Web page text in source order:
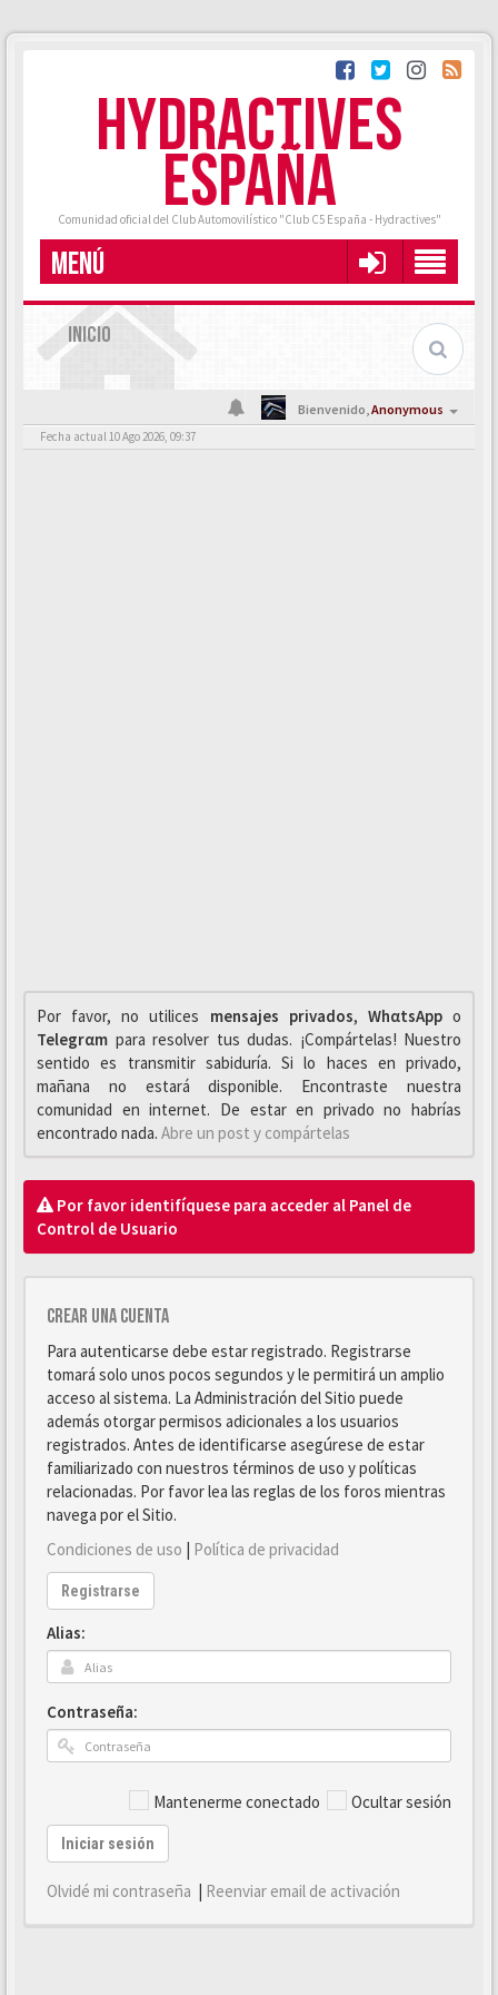
HYDRACTIVES
ESPAÑA
Comunidad oficial del Club Automovilístico "Club C5 España - Hydractives"
MENÚ
INICIO
Bienvenido,Anonymous
Fecha actual 10 Ago 2026, 09:37
Por favor, no utilices mensajes privados, WhαtsAppo
Telegrαm para resolver tus dudas. ¡Compártelas! Nuestro
sentido es transmitir sabiduría. Si lo haces en privado,
mañana no estará disponible. Encontraste nuestra
comunidad en internet. De estar en privado no habrías
encontrado nada. Abre un post y compártelas
Por favor identifíquese para acceder al Panel de
Control de Usuario
Crear una cuenta
Para autenticarse debe estar registrado. Registrarse
tomará solo unos pocos segundos y le permitirá un amplio
acceso al sistema. La Administración del Sitio puede
además otorgar permisos adicionales a los usuarios
registrados. Antes de identificarse asegúrese de estar
familiarizado con nuestros términos de uso y políticas
relacionadas. Por favor lea las reglas de los foros mientras
navega por el Sitio.
Condiciones de uso | Política de privacidad
Registrarse
Alias:
Contraseña:
Mantenerme conectado Ocultar sesión
Iniciar sesión
Olvidé mi contraseña | Reenviar email de activación